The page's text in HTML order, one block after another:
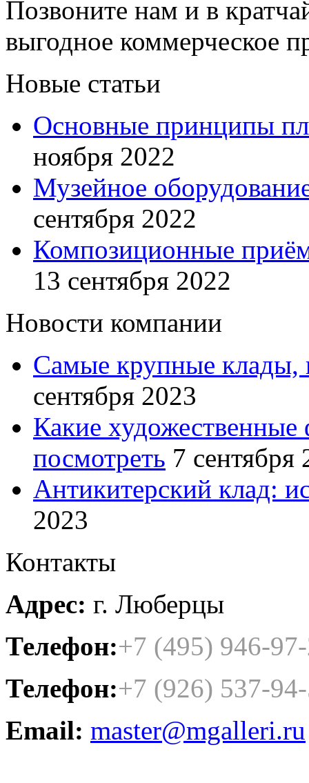
Позвоните нам и в
выгодное коммерческое
Новые статьи
Основные принципы
ноября 2022
Музейное
сентября 2022
Композиционные
13 сентября 2022
Новости компании
Самые крупные клады,
сентября 2023
Какие
посмотреть 7 сентября
Антикитерский клад:
2023
Контакты
Адрес: г. Люберцы
Телефон:+7 (495) 946-
Телефон:+7 (926) 537-
Email: master@mgalleri.ru